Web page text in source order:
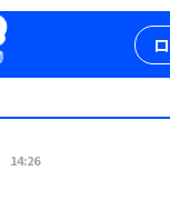
14:26